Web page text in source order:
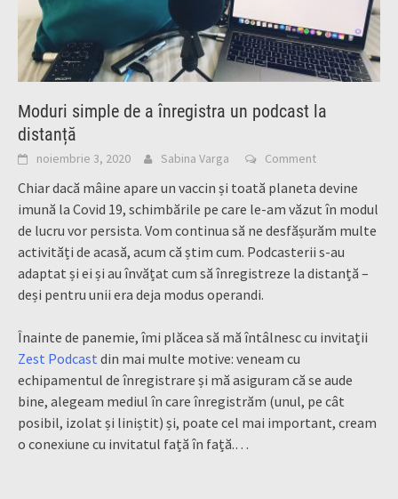
Moduri simple de a înregistra un podcast la
distanță
noiembrie 3, 2020 Sabina Varga Comment
Chiar dacă mâine apare un vaccin și toată planeta devine
imună la Covid 19, schimbările pe care le-am văzut în modul
de lucru vor persista. Vom continua să ne desfășurăm multe
activități de acasă, acum că știm cum. Podcasterii s-au
adaptat și ei și au învățat cum să înregistreze la distanță –
deși pentru unii era deja modus operandi.
Înainte de panemie, îmi plăcea să mă întâlnesc cu invitații
Zest Podcast din mai multe motive: veneam cu
echipamentul de înregistrare și mă asiguram că se aude
bine, alegeam mediul în care înregistrăm (unul, pe cât
posibil, izolat și liniștit) și, poate cel mai important, cream
o conexiune cu invitatul față în față.…